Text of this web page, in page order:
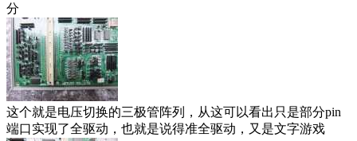
分
这个就是电压切换的三极管阵列，从这可以看出只是部分pin
端口实现了全驱动，也就是说得准全驱动，又是文字游戏